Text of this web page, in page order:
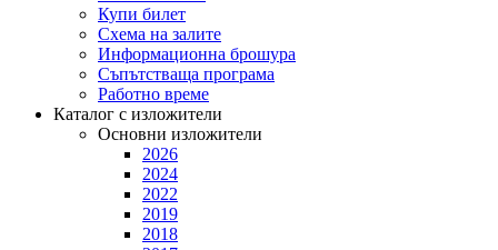
Купи билет
Схема на залите
Информационна брошура
Съпътстваща програма
Работно време
Каталог с изложители
Основни изложители
2026
2024
2022
2019
2018